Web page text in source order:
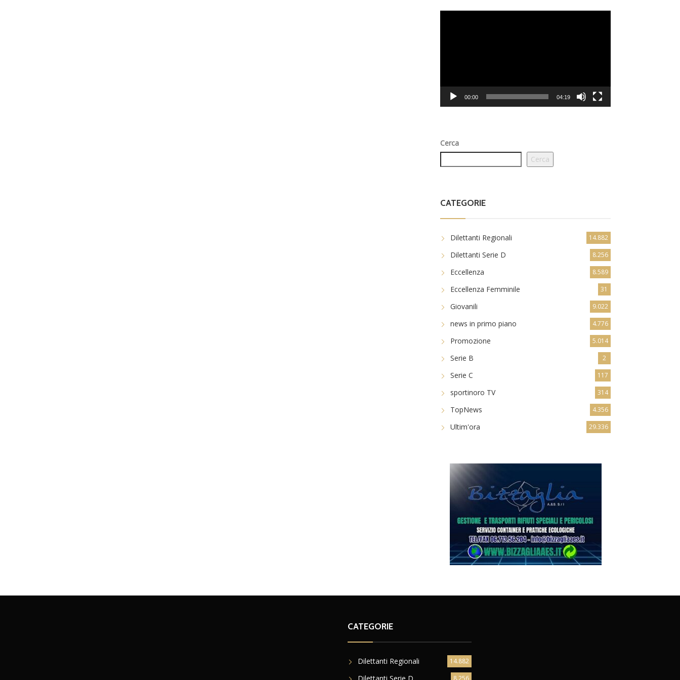
00:00 04:19
Cerca
Cerca
CATEGORIE
Dilettanti Regionali 14.882
Dilettanti Serie D 8.256
Eccellenza 8.589
Eccellenza Femminile 31
Giovanili 9.022
news in primo piano 4.776
Promozione 5.014
Serie B 2
Serie C 117
sportinoro TV 314
TopNews 4.356
Ultim'ora 29.336
CATEGORIE
Dilettanti Regionali 14.882
8.256